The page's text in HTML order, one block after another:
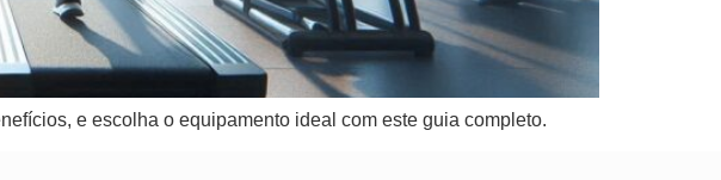
e escolha o equipamento ideal com este guia completo.